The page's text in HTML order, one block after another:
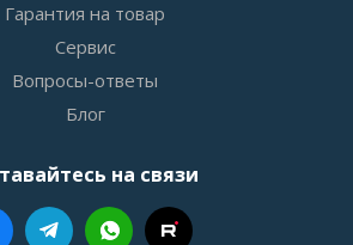
Гарантия на товар
Сервис
Вопросы-ответы
Блог
на связи